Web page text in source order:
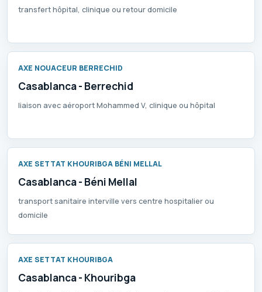
transfert hôpital, clinique ou retour domicile
AXE NOUACEUR BERRECHID
Casablanca - Berrechid
liaison avec aéroport Mohammed V, clinique ou hôpital
AXE SETTAT KHOURIBGA BÉNI MELLAL
Casablanca - Béni Mellal
transport sanitaire interville vers centre hospitalier ou
domicile
AXE SETTAT KHOURIBGA
Casablanca - Khouribga